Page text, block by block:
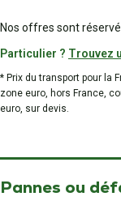
Nos offres sont
Particulier ? Trouvez
* Prix du transport pour la
zone euro, hors France,
euro, sur devis.
Pannes ou